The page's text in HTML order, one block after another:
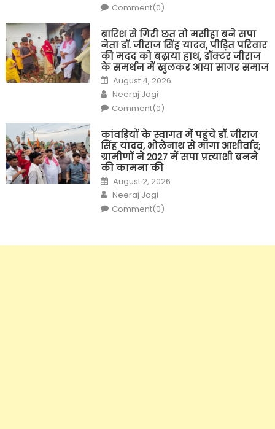
Comment(0)
बारिश से गिरी छत तो मसीहा बने सपा
नेता डॉ. जीराज सिंह यादव, पीड़ित परिवार
की मदद को बढ़ाया हाथ, डॉक्टर जीराज
के समर्थन में खुलकर आया सागर समाज
Posted
on
August 4, 2026
Author
Neeraj Jogi
Comment(0)
कांवड़ियों के स्वागत में पहुंचे डॉ. जीराज
सिंह यादव, भोलेनाथ से मांगा आशीर्वाद;
ग्रामीणों ने 2027 में सपा प्रत्याशी बनने
की कामना की
Posted
on
August 2, 2026
Author
Neeraj Jogi
Comment(0)